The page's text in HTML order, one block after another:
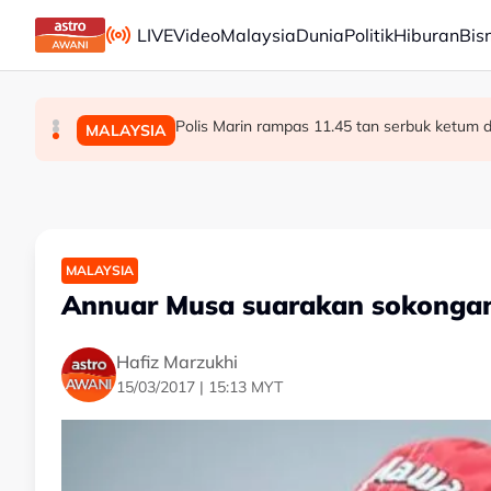
Skip to main content
LIVEVideoMalaysiaDuniaPolitikHiburan
MALAYSIA Kes penagihan dadah di Terengganu turun
MALAYSIA Pengalaman Malaysia tangani
MALAYSIA Polis Marin rampas 11.45 tan serbuk ketum
MALAYSIA
Annuar Musa suarakan
Hafiz Marzukhi
15/03/2017 | 15:13 MYT